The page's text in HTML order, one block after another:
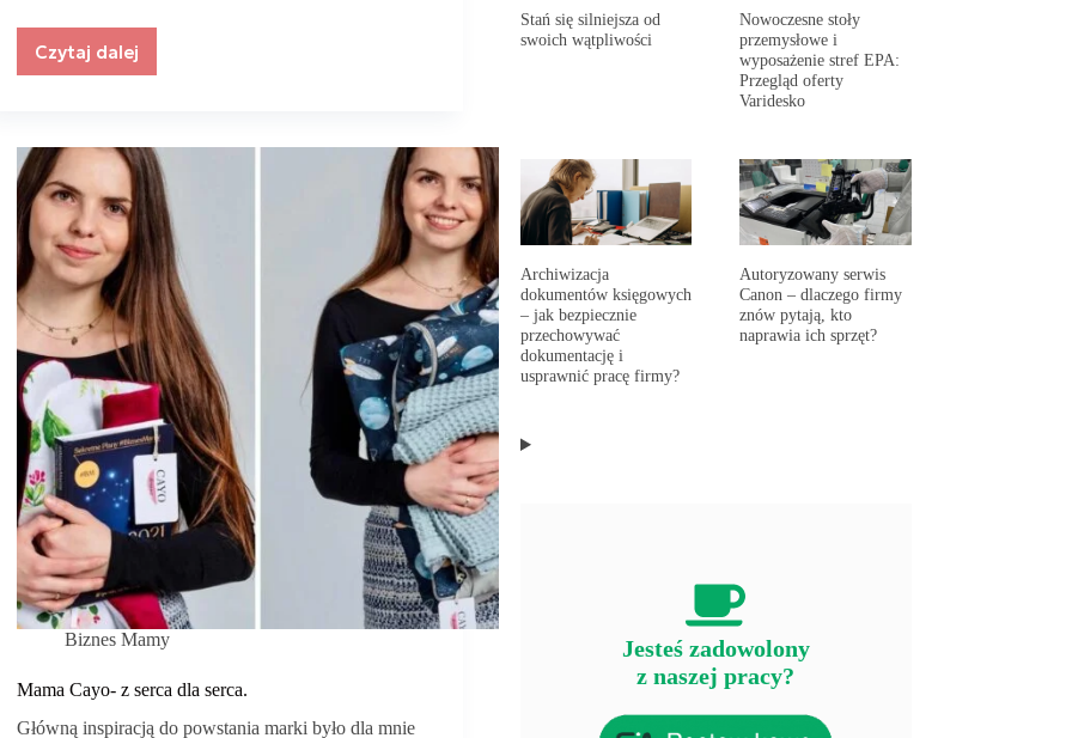
Czytaj dalej
Rób
nie
co
ci
podpowiadają
inni!
Biznes Mamy
Mama Cayo- z serca dla serca.
Główną inspiracją do powstania marki było dla mnie
Stań się silniejsza od
swoich wątpliwości
Nowoczesne stoły
przemysłowe i
wyposażenie stref EPA:
Przegląd oferty
Varidesko
Archiwizacja
dokumentów księgowych
– jak bezpiecznie
przechowywać
dokumentację i
usprawnić pracę firmy?
Autoryzowany serwis
Canon – dlaczego firmy
znów pytają, kto
naprawia ich sprzęt?
Jesteś zadowolony
z naszej pracy?